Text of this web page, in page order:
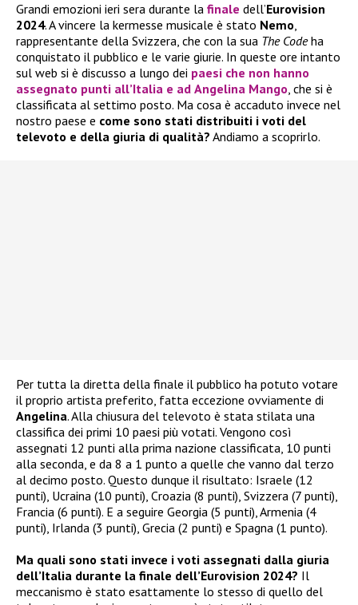
Grandi emozioni ieri sera durante la finale dell’Eurovision
2024. A vincere la kermesse musicale è stato Nemo,
rappresentante della Svizzera, che con la sua The Codeha
conquistato il pubblico e le varie giurie. In queste ore intanto
sul web si è discusso a lungo dei paesi che non hanno
assegnato punti all’Italia e ad Angelina Mango, che si è
classificata al settimo posto. Ma cosa è accaduto invece nel
nostro paese e come sono stati distribuiti i voti del
televoto e della giuria di qualità? Andiamo a scoprirlo.
Per tutta la diretta della finale il pubblico ha potuto votare
il proprio artista preferito, fatta eccezione ovviamente di
Angelina. Alla chiusura del televoto è stata stilata una
classifica dei primi 10 paesi più votati. Vengono così
assegnati 12 punti alla prima nazione classificata, 10 punti
alla seconda, e da 8 a 1 punto a quelle che vanno dal terzo
al decimo posto. Questo dunque il risultato: Israele (12
punti), Ucraina (10 punti), Croazia (8 punti), Svizzera (7 punti),
Francia (6 punti). E a seguire Georgia (5 punti), Armenia (4
punti), Irlanda (3 punti), Grecia (2 punti) e Spagna (1 punto).
Ma quali sono stati invece i voti assegnati dalla giuria
dell’Italia durante la finale dell’Eurovision 2024? Il
meccanismo è stato esattamente lo stesso di quello del